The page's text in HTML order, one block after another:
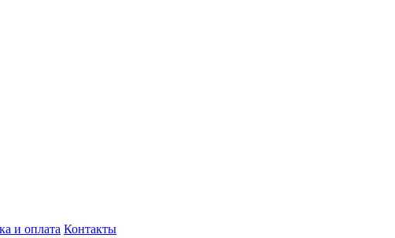
и оплата Контакты